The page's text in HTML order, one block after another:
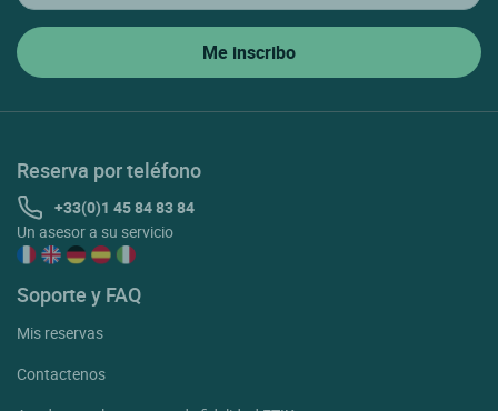
Reserva por teléfono
+33(0)1 45 84 83 84
Un asesor a su servicio
Soporte y FAQ
Mis reservas
Contactenos